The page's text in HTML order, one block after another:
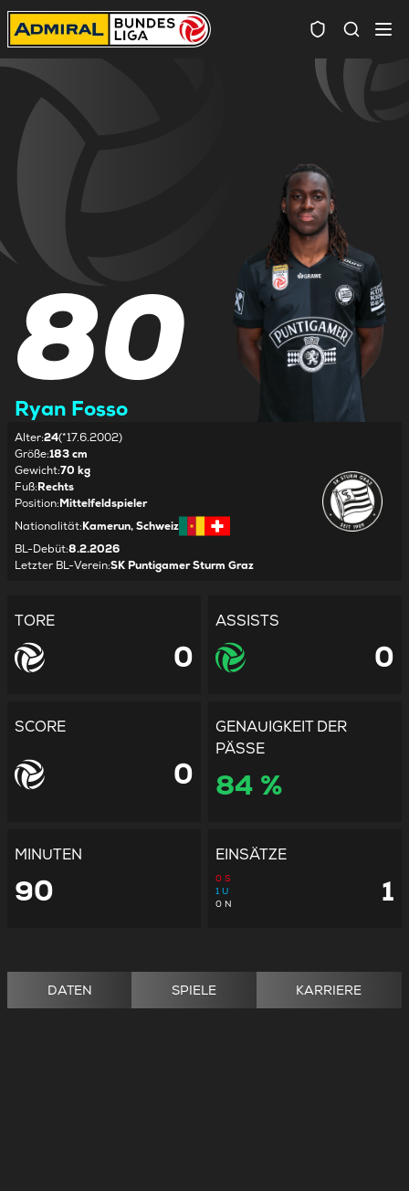
80
Ryan Fosso
Alter:24(*17.6.2002)
Größe:183 cm
Gewicht:70 kg
Fuß:Rechts
Position:Mittelfeldspieler
Nationalität:Kamerun, Schweiz
BL-Debüt:8.2.2026
Letzter BL-Verein:SK Puntigamer Sturm Graz
TORE
0
ASSISTS
0
SCORE
0
GENAUIGKEIT DER
PÄSSE
84 %
MINUTEN
90
EINSÄTZE
0 S
1 U
0 N 1
DATEN SPIELE KARRIERE